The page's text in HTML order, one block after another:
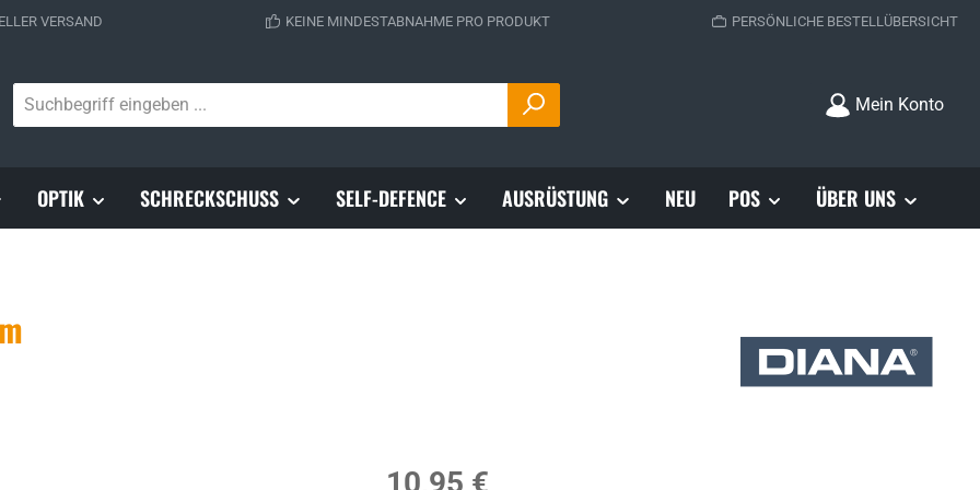
VERSAND KEINE MINDESTABNAHME PRO PRODUKT PERSÖNLICHE BESTELLÜBERSICHT
Mein Konto
OPTIK SCHRECKSCHUSS SELF-DEFENCE AUSRÜSTUNG NEU POS ÜBER UNS
Regulärer Preis: